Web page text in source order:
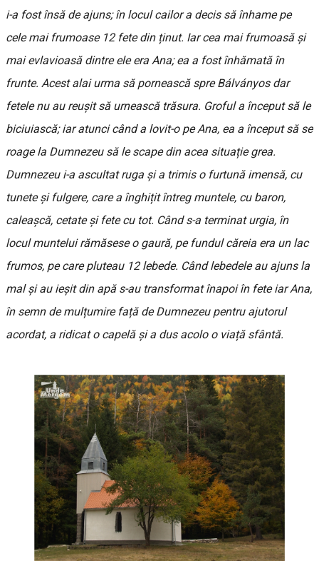
i-a fost însă de ajuns; în locul cailor a decis să înhame pe
cele mai frumoase 12 fete din ținut. Iar cea mai frumoasă și
mai evlavioasă dintre ele era Ana; ea a fost înhămată în
frunte. Acest alai urma să pornească spre Bálványos dar
fetele nu au reușit să urnească trăsura. Groful a început să le
biciuiască; iar atunci când a lovit-o pe Ana, ea a început să se
roage la Dumnezeu să le scape din acea situație grea.
Dumnezeu i-a ascultat ruga și a trimis o furtună imensă, cu
tunete și fulgere, care a înghițit întreg muntele, cu baron,
caleașcă, cetate și fete cu tot. Când s-a terminat urgia, în
locul muntelui rămăsese o gaură, pe fundul căreia era un lac
frumos, pe care pluteau 12 lebede. Când lebedele au ajuns la
mal și au ieșit din apă s-au transformat înapoi în fete iar Ana,
în semn de mulțumire față de Dumnezeu pentru ajutorul
acordat, a ridicat o capelă și a dus acolo o viață sfântă.